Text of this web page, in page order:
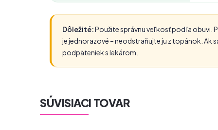
Dôležité:Použite správnu veľkosť podľa obuvi.
je jednorazové – neodstraňujte ju z topánok. Ak
podpäteniek s lekárom.
SÚVISIACI TOVAR